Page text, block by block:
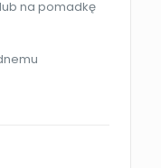
na pomadkę